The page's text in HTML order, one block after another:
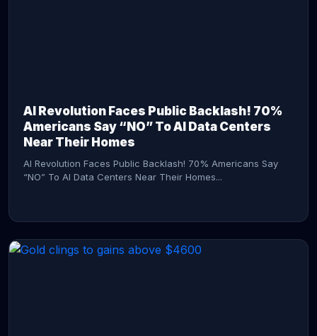
AI Revolution Faces Public Backlash! 70%
Americans Say “NO” To AI Data Centers
Near Their Homes
AI Revolution Faces Public Backlash! 70% Americans Say
“NO” To AI Data Centers Near Their Homes...